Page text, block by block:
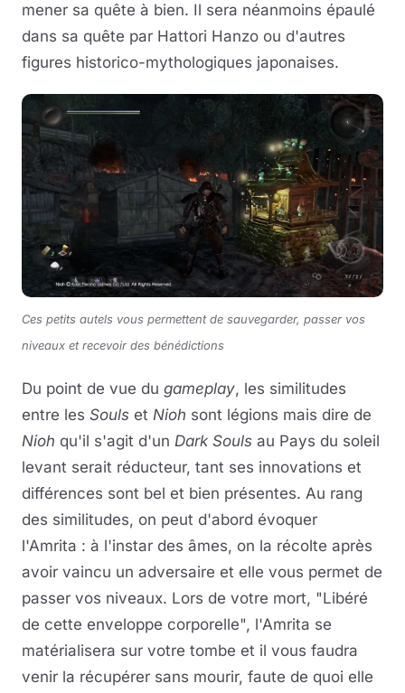
mener sa quête à bien. Il sera néanmoins épaulé
dans sa quête par Hattori Hanzo ou d'autres
figures historico-mythologiques japonaises.
Ces petits autels vous permettent de sauvegarder, passer vos
niveaux et recevoir des bénédictions
Du point de vue du gameplay, les similitudes
entre les Souls et Nioh sont légions mais dire de
Nioh qu'il s'agit d'un Dark Souls au Pays du soleil
levant serait réducteur, tant ses innovations et
différences sont bel et bien présentes. Au rang
des similitudes, on peut d'abord évoquer
l'Amrita : à l'instar des âmes, on la récolte après
avoir vaincu un adversaire et elle vous permet de
passer vos niveaux. Lors de votre mort, "Libéré
de cette enveloppe corporelle", l'Amrita se
matérialisera sur votre tombe et il vous faudra
venir la récupérer sans mourir, faute de quoi elle